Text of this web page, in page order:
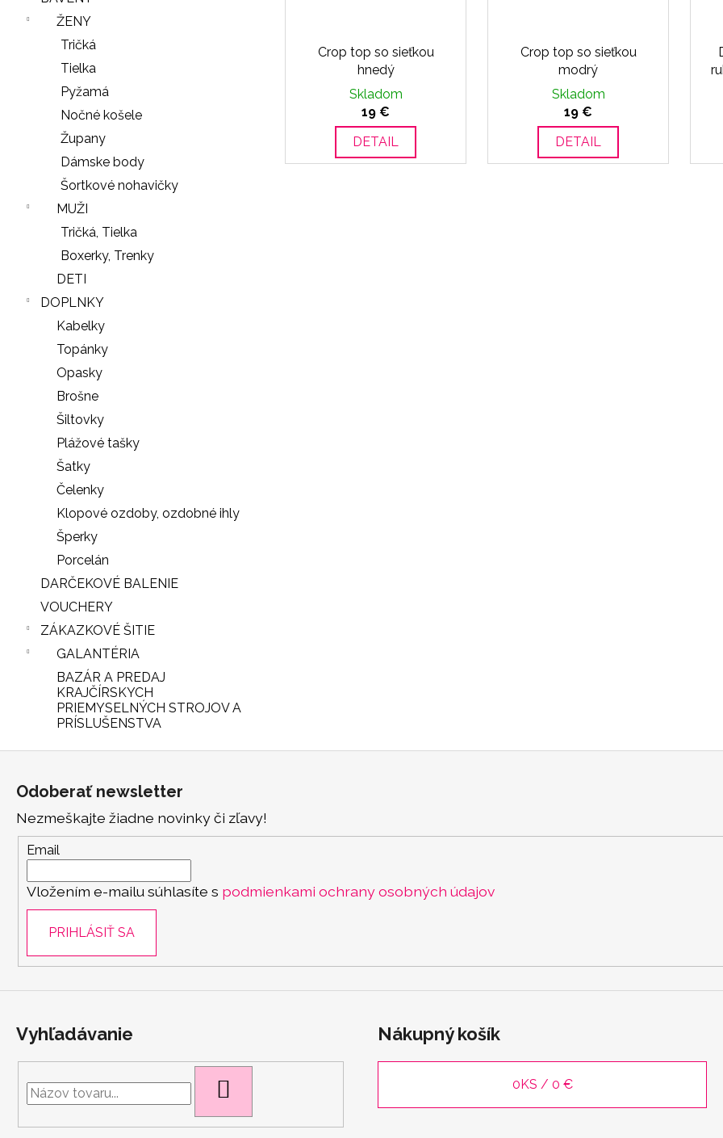
ŽENY
Tričká
Tielka
Pyžamá
Nočné košele
Župany
Dámske body
Šortkové nohavičky
MUŽI
Tričká, Tielka
Boxerky, Trenky
DETI
DOPLNKY
Kabelky
Topánky
Opasky
Brošne
Šiltovky
Plážové tašky
Šatky
Čelenky
Klopové ozdoby, ozdobné ihly
Šperky
Porcelán
DARČEKOVÉ BALENIE
VOUCHERY
ZÁKAZKOVÉ ŠITIE
GALANTÉRIA
BAZÁR A PREDAJ
KRAJČÍRSKYCH
PRIEMYSELNÝCH STROJOV A
PRÍSLUŠENSTVA
Crop top so sieťkou
hnedý
Skladom
19 €
DETAIL
Crop top so sieťkou
modrý
Skladom
19 €
DETAIL
Odoberať newsletter
Nezmeškajte žiadne novinky či zľavy!
Email
Vložením e-mailu súhlasíte s podmienkami ochrany osobných údajov
PRIHLÁSIŤ SA
Vyhľadávanie Nákupný košík
0KS / 0 €